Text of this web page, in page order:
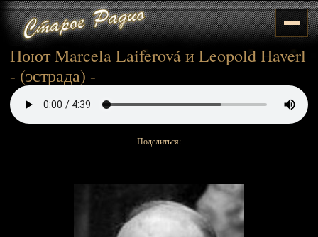
Поют Marcela Laiferová и Leopold Haverl
- (эстрада) -
Поделиться: